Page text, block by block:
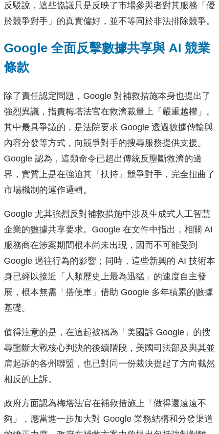
反駁說，這些協議只是反映了市場參與者對其服務「優
於競爭對手」的真實偏好，並不等同於非法排除競爭。
Google 全面反擊數據共享與 AI 競業
條款
除了責任認定問題，Google 對補救措施本身也提出了
強烈異議，指責梅塔法官在救濟裁量上「嚴重越權」。
其中最具爭議的，是法院要求 Google 透過數據傳輸與
內容分發等方式，向競爭對手的搜尋服務提供支援。
Google 認為，這類命令已超出傳統反壟斷救濟的邊
界，實質上是在強迫其「扶持」競爭對手，完全扭曲了
市場機制的運作邏輯。
Google 尤其強烈反對補救措施中涉及生成式人工智慧
企業的數據共享要求。Google 在文件中指出，相關 AI
服務商在涉案期間根本尚未出現，因而不可能受到
Google 過往行為的影響；同時，這些新興的 AI 技術本
身已經以接近「人類歷史上最為迅猛」的速度自主發
展，根本無需「搭便車」借助 Google 多年積累的數據
基礎。
值得注意的是，在這起被稱為「美國訴 Google」的搜
尋壟斷大戰核心判決的後續階段，美國司法部及與其並
肩起訴的各州聯盟，也已對同一份裁決提起了方向截然
相反的上訴。
政府方面認為梅塔法官在補救措施上「做得還遠遠不
夠」，應當進一步加大對 Google 業務結構和分發渠道